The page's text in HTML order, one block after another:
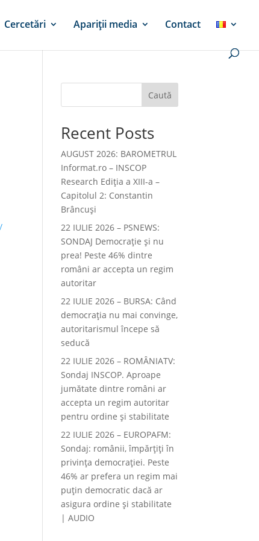
Cercetări Apariții media Contact
Caută
Recent Posts
AUGUST 2026: BAROMETRUL
Informat.ro – INSCOP
Research Ediția a XIII-a –
Capitolul 2: Constantin
Brâncuși
22 IULIE 2026 – PSNEWS:
SONDAJ Democrație și nu
prea! Peste 46% dintre
români ar accepta un regim
autoritar
22 IULIE 2026 – BURSA: Când
democraţia nu mai convinge,
autoritarismul începe să
seducă
22 IULIE 2026 – ROMÂNIATV:
Sondaj INSCOP. Aproape
jumătate dintre români ar
accepta un regim autoritar
pentru ordine și stabilitate
22 IULIE 2026 – EUROPAFM:
Sondaj: românii, împărțiți în
privința democrației. Peste
46% ar prefera un regim mai
puțin democratic dacă ar
asigura ordine și stabilitate
| AUDIO